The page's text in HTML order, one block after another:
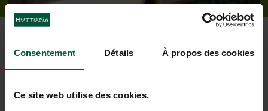
Consentement Détails À propos des cookies
Ce site web utilise des cookies.